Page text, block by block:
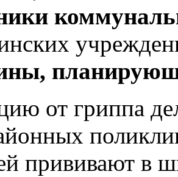
от гриппа
прививают в